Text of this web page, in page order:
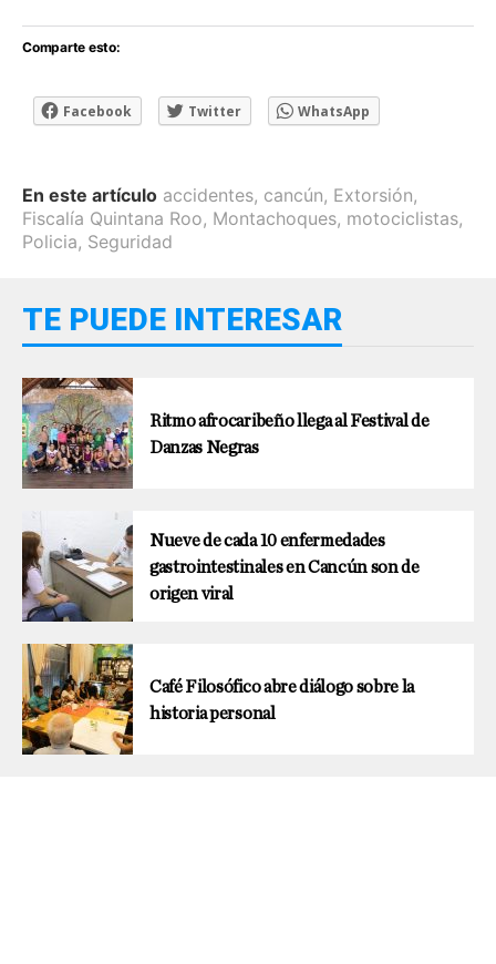
Comparte esto:
Facebook Twitter WhatsApp
En este artículo accidentes, cancún, Extorsión,
Fiscalía Quintana Roo, Montachoques, motociclistas,
Policia, Seguridad
TE PUEDE INTERESAR
Ritmo afrocaribeño llega al Festival de
Danzas Negras
Nueve de cada 10 enfermedades
gastrointestinales en Cancún son de
origen viral
Café Filosófico abre diálogo sobre la
historia personal